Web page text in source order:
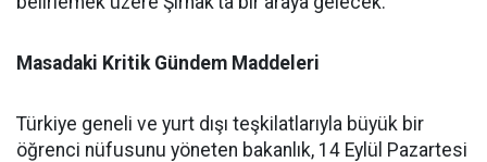
Masadaki Kritik Gündem Maddeleri
​Türkiye geneli ve yurt dışı teşkilatlarıyla büyük bir
öğrenci nüfusunu yöneten bakanlık, 14 Eylül Pazartesi